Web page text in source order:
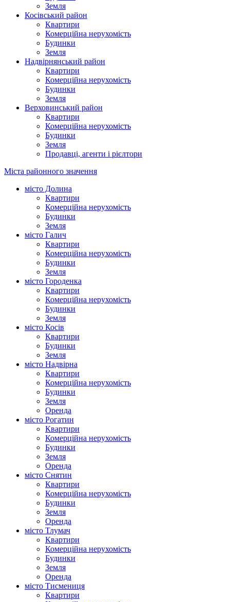
Земля
Косівський район
Квартири
Комерційна нерухомість
Будинки
Земля
Надвірнянський район
Квартири
Комерційна нерухомість
Будинки
Земля
Верховинський район
Квартири
Комерційна нерухомість
Будинки
Земля
Продавці, агенти і рієлтори
Міста районного значення
місто Долина
Квартири
Комерційна нерухомість
Будинки
Земля
місто Галич
Квартири
Комерційна нерухомість
Будинки
Земля
місто Городенка
Квартири
Комерційна нерухомість
Будинки
Земля
місто Косів
Квартири
Будинки
Земля
місто Надвірна
Квартири
Комерційна нерухомість
Будинки
Земля
Оренда
місто Рогатин
Квартири
Комерційна нерухомість
Будинки
Земля
Оренда
місто Снятин
Квартири
Комерційна нерухомість
Будинки
Земля
Оренда
місто Тлумач
Квартири
Комерційна нерухомість
Будинки
Земля
Оренда
місто Тисмениця
Квартири